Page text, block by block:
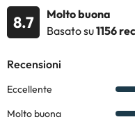
8.7
Molto buona
Basato su1156